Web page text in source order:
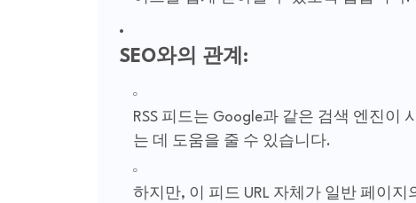
SEO와의 관계:
RSS 피드는 Google과 같은 검색 엔진이
는 데 도움을 줄 수 있습니다.
하지만, 이 피드 URL 자체가 일반 페이지